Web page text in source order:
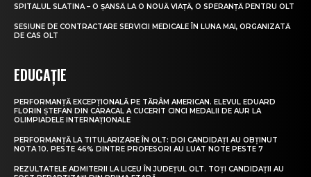
SPITALUL SLATINA – O ȘANSĂ LA O NOUĂ VIAȚĂ, O SPERANȚĂ PENTRU OLT
SESIUNE DE CONTRACTARE SERVICII MEDICALE ÎN LUNA MAI, ORGANIZATĂ
DE CAS OLT
EDUCAȚIE
PERFORMANȚĂ EXCEPȚIONALĂ PE TĂRÂM AMERICAN. ELEVUL EDUARD
FLORIN ȘTEFAN DIN CARACAL A CUCERIT CINCI MEDALII DE AUR LA
OLIMPIADELE INTERNAȚIONALE
PERFORMANȚĂ LA TITULARIZARE ÎN OLT: DOI CANDIDAȚI AU OBȚINUT
NOTA 10. PESTE 46% DINTRE PROFESORI AU LUAT NOTE PESTE 7
REZULTATELE ADMITERII LA LICEU ÎN JUDEȚUL OLT. TOȚI CANDIDAȚII AU